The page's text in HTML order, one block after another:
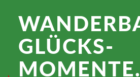
GLÜCKS­
MOMENTE.